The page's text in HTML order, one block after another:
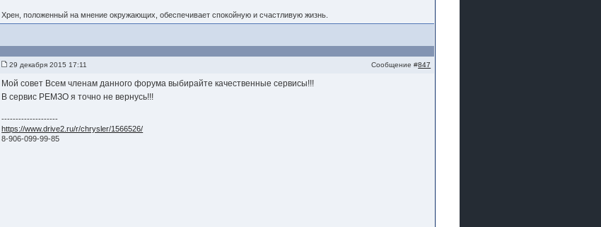
Хрен, положенный на мнение окружающих, обеспечивает спокойную и счастливую жизнь.
29 декабря 2015 17:11 Сообщение #847
Мой совет Всем членам данного форума выбирайте качественные сервисы!!!
В сервис РЕМЗО я точно не вернусь!!!
--------------------
https://www.drive2.ru/r/chrysler/1566526/
8-906-099-99-85